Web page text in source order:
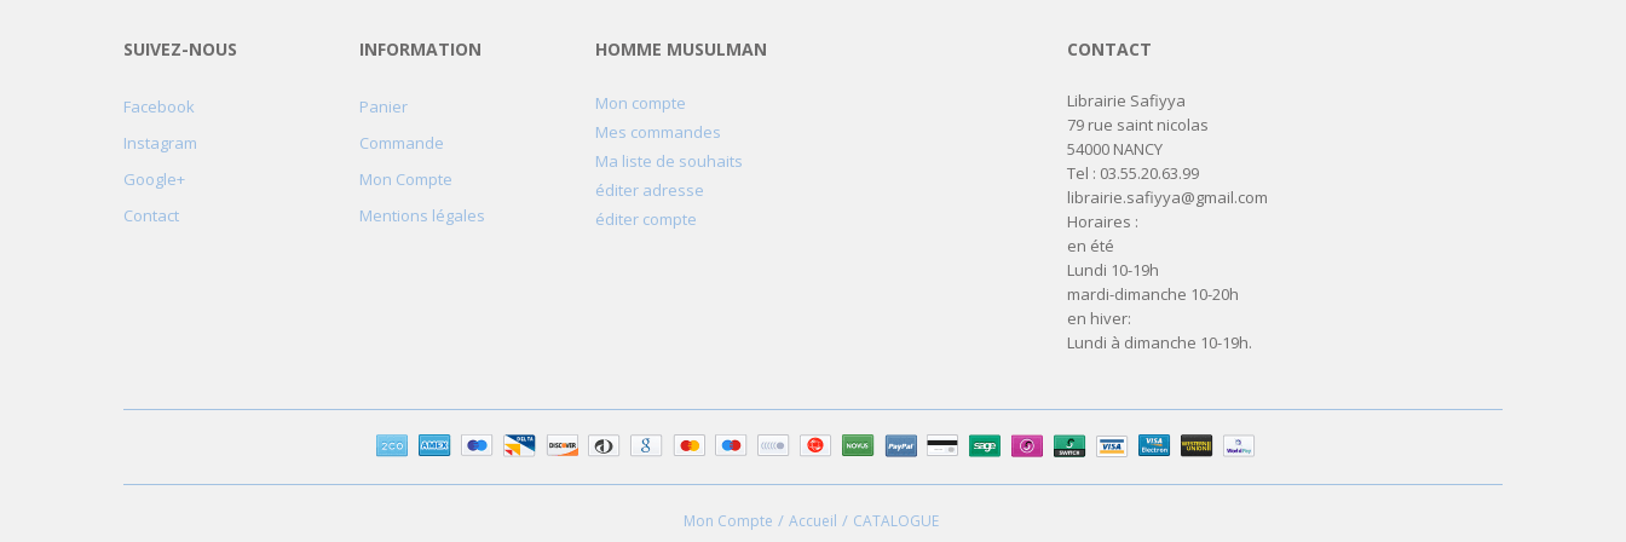
CONTACT
Librairie Safiyya
79 rue saint nicolas
54000 NANCY
Tel : 03.55.20.63.99
librairie.safiyya@gmail.com
Horaires :
en été
Lundi 10-19h
mardi-dimanche 10-20h
en hiver:
Lundi à dimanche 10-19h.
SUIVEZ-NOUS
Facebook
Instagram
Google+
Contact
INFORMATION
Panier
Commande
Mon Compte
Mentions légales
HOMME MUSULMAN
Mon compte
Mes commandes
Ma liste de souhaits
éditer adresse
éditer compte
Mon Compte Accueil CATALOGUE